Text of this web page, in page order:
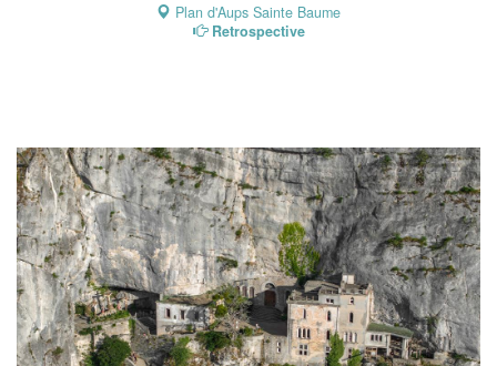
Plan d'Aups Sainte Baume
Retrospective